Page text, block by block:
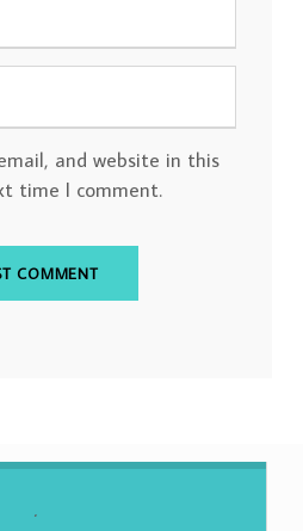
and website in this
time I comment.
.